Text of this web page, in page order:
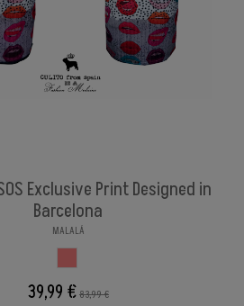
Exclusive Print Designed in
Barcelona
MALALÁ
39,99 € 83,99 €